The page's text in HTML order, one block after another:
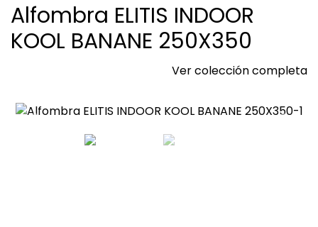
Alfombra ELITIS INDOOR
KOOL BANANE 250X350
Ver colección completa